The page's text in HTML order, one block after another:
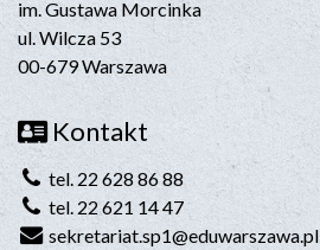
im. Gustawa Morcinka
ul. Wilcza 53
00-679 Warszawa
Kontakt
tel. 22 628 86 88
tel. 22 621 14 47
sekretariat.sp1@eduwarszawa.pl